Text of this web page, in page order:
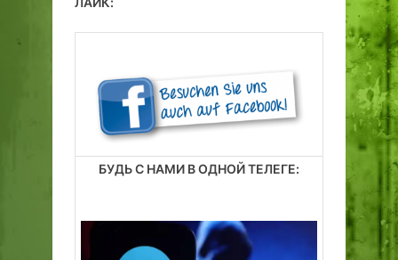
БУДЬ С НАМИ В ОДНОЙ ТЕЛЕГЕ: